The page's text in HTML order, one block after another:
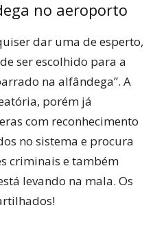
no aeroporto
dar uma de esperto,
ser escolhido para a
na alfândega”. A
porém já
com reconhecimento
no sistema e procura
criminais e também
levando na mala. Os